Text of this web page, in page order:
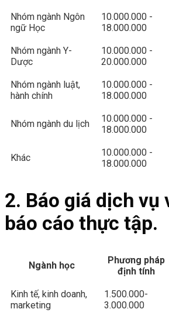
Nhóm ngành Ngôn
ngữ Học
10.000.000 -
18.000.000
Nhóm ngành Y-
Dược
10.000.000 -
20.000.000
Nhóm ngành luật,
hành chính
10.000.000 -
18.000.000
Nhóm ngành du lịch
10.000.000 -
18.000.000
Khác
10.000.000 -
18.000.000
2. Báo giá dịch vụ
báo cáo thực tập.
Ngành học
Phương pháp
định tính
Kinh tế, kinh doanh,
marketing
1.500.000-
3.000.000